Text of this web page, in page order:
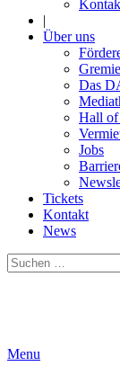
|
Über uns
Das
Hall of
Jobs
Tickets
Kontakt
News
Suchen
nach:
Menu